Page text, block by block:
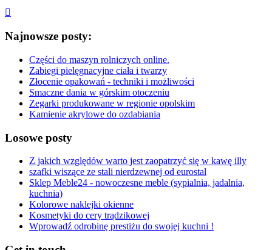
Najnowsze posty:
Części do maszyn rolniczych online.
Zabiegi pielęgnacyjne ciała i twarzy
Złocenie opakowań - techniki i możliwości
Smaczne dania w górskim otoczeniu
Zegarki produkowane w regionie opolskim
Kamienie akrylowe do ozdabiania
Losowe posty
Z jakich względów warto jest zaopatrzyć się w kawę illy
szafki wiszące ze stali nierdzewnej od eurostal
Sklep Meble24 - nowoczesne meble (sypialnia, jadalnia,
kuchnia)
Kolorowe naklejki okienne
Kosmetyki do cery trądzikowej
Wprowadź odrobinę prestiżu do swojej kuchni !